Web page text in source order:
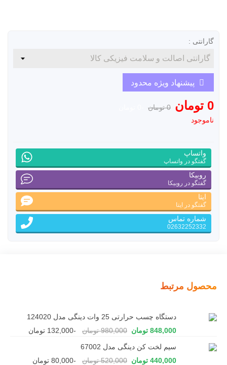
گارانتی :
پیشنهاد ویژه محدود
0 تومان 0 تومان
ناموجود
واتساپ
گفتگو در واتساپ
روبیکا
گفتگو در روبیکا
ایتا
گفتگو در ایتا
شماره تماس
02632252332
محصول مرتبط
دستگاه چسب حرارتی 25 وات دینگی مدل 124020
848,000 تومان
980,000 تومان
-132,000 تومان
سیم لخت کن دینگی مدل 67002
440,000 تومان
520,000 تومان
-80,000 تومان